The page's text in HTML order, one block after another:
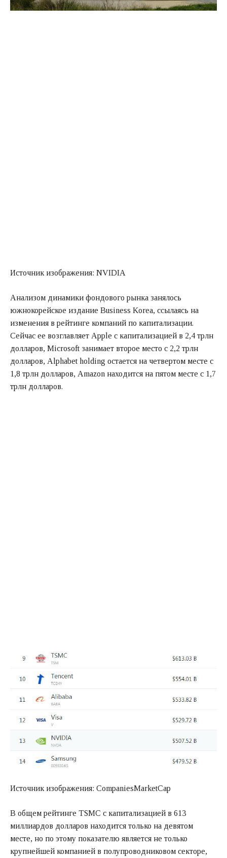
Источник изображения: NVIDIA
Анализом динамики фондового рынка занялось
южнокорейское издание Business Korea, ссылаясь на
изменения в рейтинге компаний по капитализации.
Сейчас ее возглавляет Apple с капитализацией в 2,4 трлн
долларов, Microsoft занимает второе место с 2,2 трлн
долларов, Alphabet holding остается на четвертом месте с
1,8 трлн долларов, Amazon находится на пятом месте с 1,7
трлн долларов.
Источник изображения: CompaniesMarketCap
В общем рейтинге TSMC с капитализацией в 613
миллиардов долларов находится только на девятом
месте, но по этому показателю является не только
крупнейшей компанией в полупроводниковом секторе,